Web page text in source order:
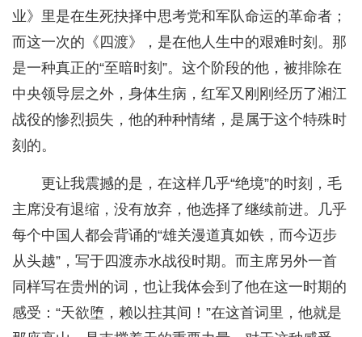
业》里是在生死抉择中思考党和军队命运的革命者；
而这一次的《四渡》，是在他人生中的艰难时刻。那
是一种真正的“至暗时刻”。这个阶段的他，被排除在
中央领导层之外，身体生病，红军又刚刚经历了湘江
战役的惨烈损失，他的种种情绪，是属于这个特殊时
刻的。
更让我震撼的是，在这样几乎“绝境”的时刻，毛
主席没有退缩，没有放弃，他选择了继续前进。几乎
每个中国人都会背诵的“雄关漫道真如铁，而今迈步
从头越”，写于四渡赤水战役时期。而主席另外一首
同样写在贵州的词，也让我体会到了他在这一时期的
感受：“天欲堕，赖以拄其间！”在这首词里，他就是